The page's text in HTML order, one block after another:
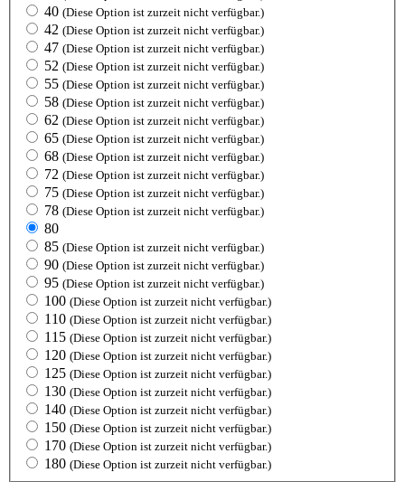
40 (Diese Option ist zurzeit nicht verfügbar.)
42 (Diese Option ist zurzeit nicht verfügbar.)
47 (Diese Option ist zurzeit nicht verfügbar.)
52 (Diese Option ist zurzeit nicht verfügbar.)
55 (Diese Option ist zurzeit nicht verfügbar.)
58 (Diese Option ist zurzeit nicht verfügbar.)
62 (Diese Option ist zurzeit nicht verfügbar.)
65 (Diese Option ist zurzeit nicht verfügbar.)
68 (Diese Option ist zurzeit nicht verfügbar.)
72 (Diese Option ist zurzeit nicht verfügbar.)
75 (Diese Option ist zurzeit nicht verfügbar.)
78 (Diese Option ist zurzeit nicht verfügbar.)
80
85 (Diese Option ist zurzeit nicht verfügbar.)
90 (Diese Option ist zurzeit nicht verfügbar.)
95 (Diese Option ist zurzeit nicht verfügbar.)
100 (Diese Option ist zurzeit nicht verfügbar.)
110 (Diese Option ist zurzeit nicht verfügbar.)
115 (Diese Option ist zurzeit nicht verfügbar.)
120 (Diese Option ist zurzeit nicht verfügbar.)
125 (Diese Option ist zurzeit nicht verfügbar.)
130 (Diese Option ist zurzeit nicht verfügbar.)
140 (Diese Option ist zurzeit nicht verfügbar.)
150 (Diese Option ist zurzeit nicht verfügbar.)
170 (Diese Option ist zurzeit nicht verfügbar.)
180 (Diese Option ist zurzeit nicht verfügbar.)